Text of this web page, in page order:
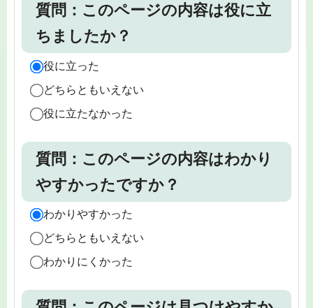
質問：このページの内容は役に立
ちましたか？
役に立った
どちらともいえない
役に立たなかった
質問：このページの内容はわかり
やすかったですか？
わかりやすかった
どちらともいえない
わかりにくかった